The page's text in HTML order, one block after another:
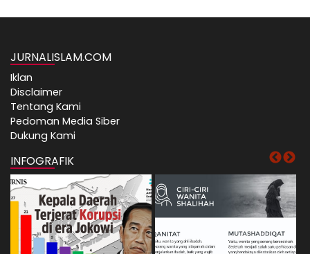
JURNALISLAM.COM
Iklan
Disclaimer
Tentang Kami
Pedoman Media Siber
Dukung Kami
INFOGRAFIK